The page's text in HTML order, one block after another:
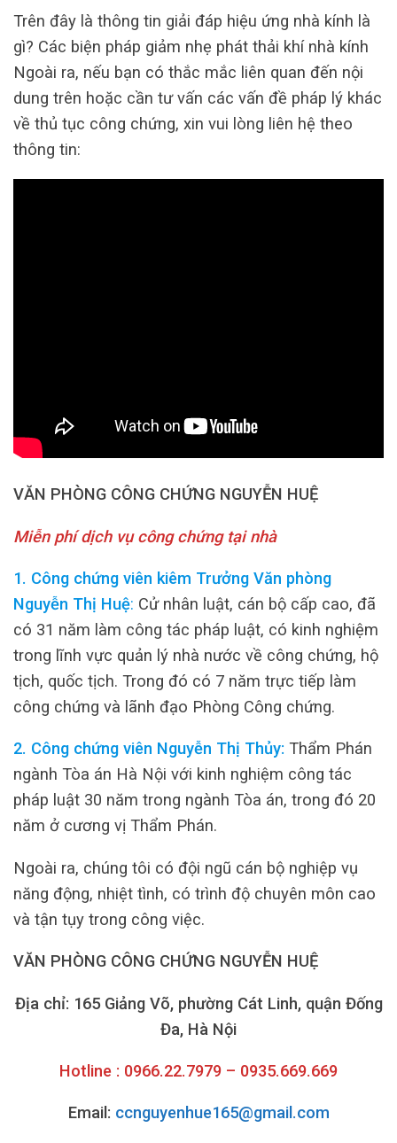
Trên đây là thông tin giải đáp hiệu ứng nhà kính là
gì? Các biện pháp giảm nhẹ phát thải khí nhà kính
Ngoài ra, nếu bạn có thắc mắc liên quan đến nội
dung trên hoặc cần tư vấn các vấn đề pháp lý khác
về thủ tục công chứng, xin vui lòng liên hệ theo
thông tin:
VĂN PHÒNG CÔNG CHỨNG NGUYỄN HUỆ
Miễn phí dịch vụ công chứng tại nhà
1. Công chứng viên kiêm Trưởng Văn phòng
Nguyễn Thị Huệ: Cử nhân luật, cán bộ cấp cao, đã
có 31 năm làm công tác pháp luật, có kinh nghiệm
trong lĩnh vực quản lý nhà nước về công chứng, hộ
tịch, quốc tịch. Trong đó có 7 năm trực tiếp làm
công chứng và lãnh đạo Phòng Công chứng.
2. Công chứng viên Nguyễn Thị Thủy: Thẩm Phán
ngành Tòa án Hà Nội với kinh nghiệm công tác
pháp luật 30 năm trong ngành Tòa án, trong đó 20
năm ở cương vị Thẩm Phán.
Ngoài ra, chúng tôi có đội ngũ cán bộ nghiệp vụ
năng động, nhiệt tình, có trình độ chuyên môn cao
và tận tụy trong công việc.
VĂN PHÒNG CÔNG CHỨNG NGUYỄN HUỆ
Địa chỉ: 165 Giảng Võ, phường Cát Linh, quận Đống
Đa, Hà Nội
Hotline : 0966.22.7979 – 0935.669.669
Email: ccnguyenhue165@gmail.com